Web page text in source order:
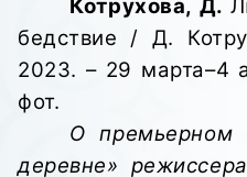
Котрухова, Д.
бедствие / Д.
2023. – 29
фот.
О премьерном
деревне»